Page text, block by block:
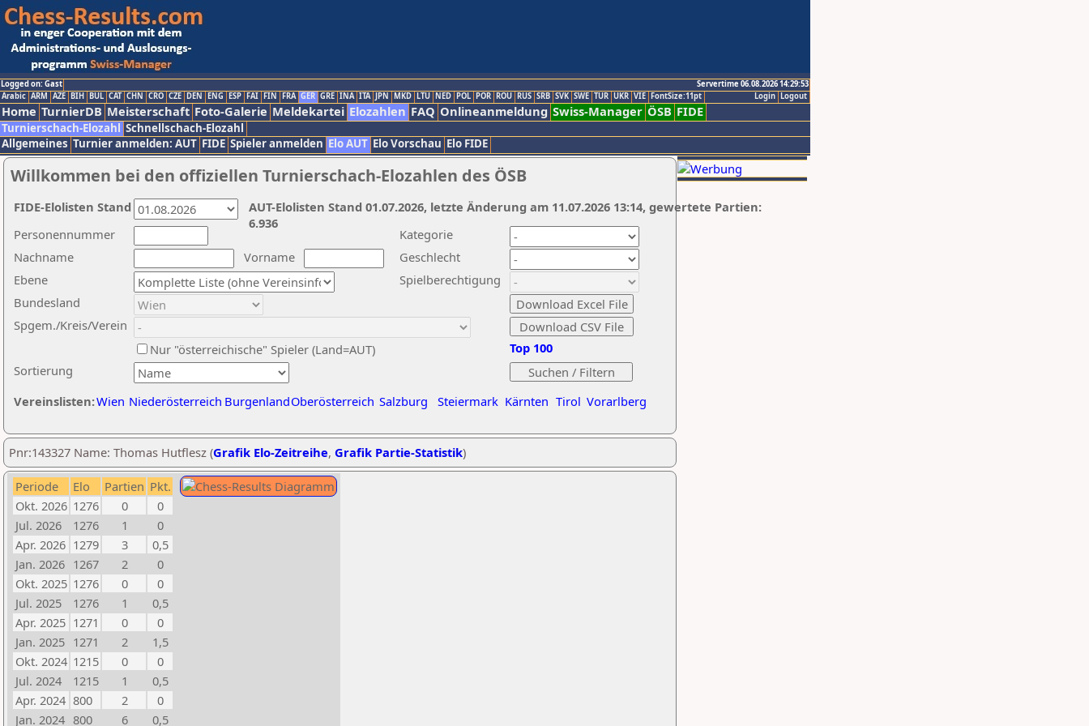
Logged on: Gast
Servertime 06.08.2026 14:29:53
Logout
Login
Arabic ARM AZE BIH BUL CAT CHN CRO CZE DEN ENG ESP FAI FIN FRA GER GRE INA ITA JPN MKD LTU NED POL POR ROU RUS SRB SVK SWE TUR UKR VIE FontSize:11pt
Home TurnierDB Meisterschaft Foto-Galerie Meldekartei Elozahlen FAQ Onlineanmeldung Swiss-Manager ÖSB FIDE
Turnierschach-Elozahl Schnellschach-Elozahl
Allgemeines Turnier anmelden: AUT FIDE Spieler anmelden Elo AUT Elo Vorschau Elo FIDE
Willkommen bei den offiziellen Turnierschach-Elozahlen des ÖSB
Nachname
Vorname
Ebene
Kategorie
Sortierung
Personennummer
Bundesland
Spgem./Kreis/Verein
Geschlecht
Nur "österreichische" Spieler (Land=AUT)
Spielberechtigung
Vereinslisten:Wien Niederösterreich BurgenlandOberösterreich Salzburg Steiermark Kärnten Tirol Vorarlberg
Top 100
AUT-Elolisten Stand 01.07.2026, letzte Änderung am 11.07.2026 13:14, gewertete Partien:
6.936
FIDE-Elolisten Stand
Pnr:143327 Name: Thomas Hutflesz (Grafik Elo-Zeitreihe, Grafik Partie-Statistik)
Periode Elo Partien Pkt.
Okt. 2026 1276 0
0
Jul. 2026
1276 1
0
Apr. 2026 1279 3
0,5
Jan. 2026 1267 2
0
Okt. 2025 1276 0
0
Jul. 2025
1276 1
0,5
Apr. 2025 1271 0
0
Jan. 2025 1271 2
1,5
Okt. 2024 1215 0
0
Jul. 2024
1215 1
0,5
Apr. 2024 800 2
0
Jan. 2024 800 6 0,5